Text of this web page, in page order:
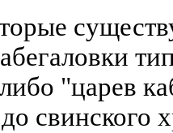
"царев
свинского